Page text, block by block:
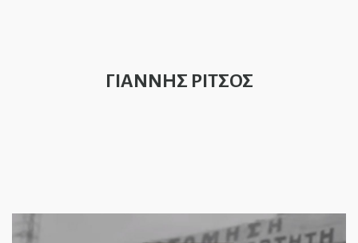
ΓΙΑΝΝΗΣ ΡΙΤΣΟΣ